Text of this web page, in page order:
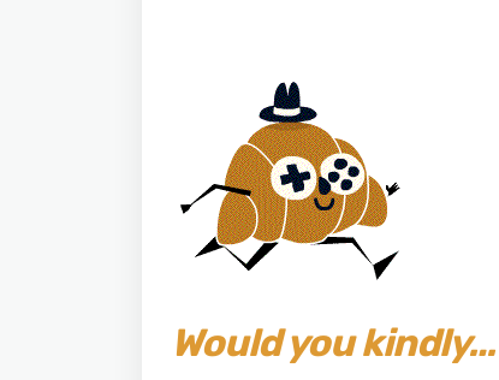
Would you kindly…